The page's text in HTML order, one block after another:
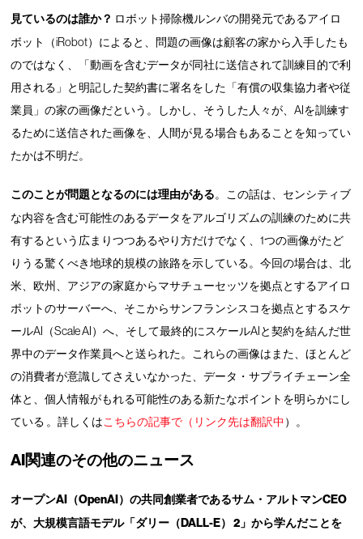
見ているのは誰か？ ロボット掃除機ルンバの開発元であるアイロ
ボット（iRobot）によると、問題の画像は顧客の家から入手したも
のではなく、「動画を含むデータが同社に送信されて訓練目的で利
用される」と明記した契約書に署名をした「有償の収集協力者や従
業員」の家の画像だという。しかし、そうした人々が、AIを訓練す
るために送信された画像を、人間が見る場合もあることを知ってい
たかは不明だ。
このことが問題となるのには理由がある。この話は、センシティブ
な内容を含む可能性のあるデータをアルゴリズムの訓練のために共
有するという広まりつつあるやり方だけでなく、1つの画像がたど
りうる驚くべき地球的規模の旅路を示している。今回の場合は、北
米、欧州、アジアの家庭からマサチューセッツを拠点とするアイロ
ボットのサーバーへ、そこからサンフランシスコを拠点とするスケ
ールAI（Scale AI）へ、そして最終的にスケールAIと契約を結んだ世
界中のデータ作業員へと送られた。これらの画像はまた、ほとんど
の消費者が意識してさえいなかった、データ・サプライチェーン全
体と、個人情報がもれる可能性のある新たなポイントを明らかにし
ている 。詳しくはこちらの記事で（リンク先は翻訳中）。
AI関連のその他のニュース
オープンAI（OpenAI）の共同創業者であるサム・アルトマンCEO
が、大規模言語モデル「ダリー（DALL-E） 2」から学んだことを